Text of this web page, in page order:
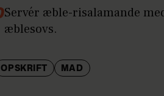
Servér æble-risalamande
æblesovs.
OPSKRIFT MAD